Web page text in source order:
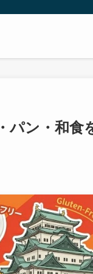
パン・和食